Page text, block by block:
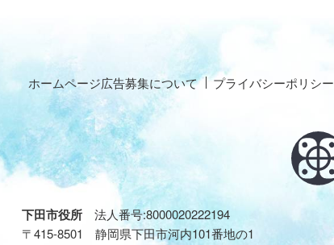
ホームページ広告募集について プライバシーポリシー
下田市役所 法人番号:8000020222194
〒415-8501 静岡県下田市河内101番地の1